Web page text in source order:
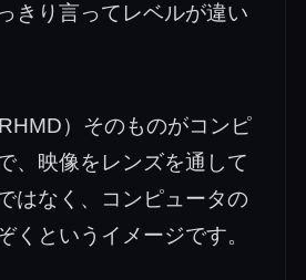
きり言ってレベルが違い
）そのものがコンピ
、映像をレンズを通して
はなく、コンピュータの
くというイメージです。